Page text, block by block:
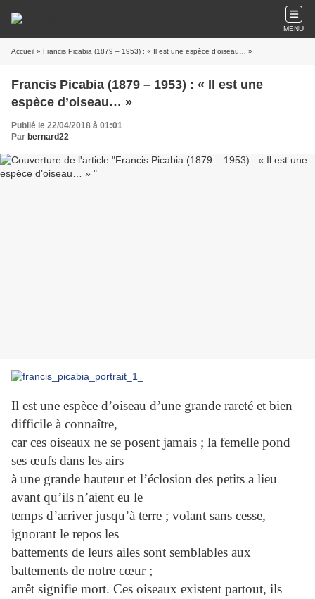
MENU
Accueil » Francis Picabia (1879 – 1953) : « Il est une espèce d’oiseau… »
Francis Picabia (1879 – 1953) : « Il est une
espèce d’oiseau… »
Publié le 22/04/2018 à 01:01
Par bernard22
Il est une espèce d’oiseau d’une grande rareté et bien
difficile à connaître,
car ces oiseaux ne se posent jamais ; la femelle pond
ses œufs dans les airs
à une grande hauteur et l’éclosion des petits a lieu
avant qu’ils n’aient eu le
temps d’arriver jusqu’à terre ; volant sans cesse,
ignorant le repos les
battements de leurs ailes sont semblables aux
battements de notre cœur ;
arrêt signifie mort. Ces oiseaux existent partout, ils